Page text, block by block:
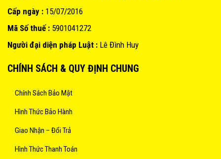
Cấp ngày : 15/07/2016
Mã Số thuế : 5901041272
Người đại diện pháp Luật : Lê Đình Huy
CHÍNH SÁCH & QUY ĐỊNH CHUNG
Chính Sách Bảo Mật
Hình Thức Bảo Hành
Giao Nhận – Đổi Trả
Hình Thức Thanh Toán